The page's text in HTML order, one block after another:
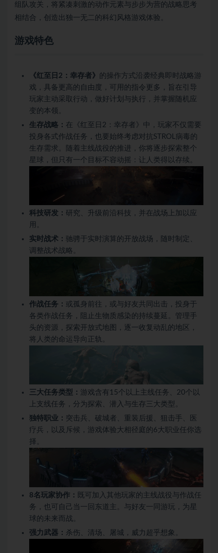
组队攻关，将紧凑刺激的动作元素与步步为营的战略思考
相结合，创造出独一无二的科幻风格游戏体验。
游戏特色
《红至日2：幸存者》 的操作方式沿袭经典即时战略游
戏，具备更高的自由度，可用的指令更多，旨在引导
玩家主动采取行动，做好计划与执行，并掌握随机应
变的本领。
生存战略： 在《红至日2：幸存者》中，玩家不仅需要
投身各式作战任务，也要始终考虑对抗STROL病毒的
生存需求。随着主线战役的推进，你将逐步探索整个
星球，但只有一个目标不容动摇：让人类得以存续。
科技研发： 研究、升级前沿科技，并在战场上加以应
用。
实时战术： 驰骋于实时演算的开放战场，随时制定、
调整战术战略。
作战任务： 或孤身前往，或与好友共同出击，投身于
各类作战任务，阻止生物质感染的持续蔓延。管理手
头的资源，探索开放式地图，逐一收复动乱的地区，
将人类的命运导向正轨。
三大任务类型： 游戏含有15个以上主线任务、20个以
上支线任务，分为探索、潜入与生存三大类型。
独特职业： 突击兵、破城者、重装后援、狙击手、医
疗兵，以及斥候，游戏体验大相径庭的6大职业任你选
择。
8名玩家协作： 既可加入其他玩家的主线战役与作战任
务，也可自己当一回东道主。与好友一同游玩，为星
球的未来而战。
强力武器： 杀伤、清场、屠城，威力超乎想象。